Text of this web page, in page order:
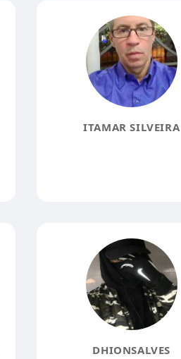
ITAMAR SILVEIRA
DHIONSALVES